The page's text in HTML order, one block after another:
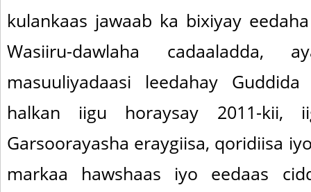
kulankaas jawaab ka bixiyay
Wasiiru-dawlaha cadaaladda,
masuuliyadaasi leedahay
halkan iigu horaysay 2011-kii,
Garsoorayasha eraygiisa, qoridiisa
markaa hawshaas iyo eedaas